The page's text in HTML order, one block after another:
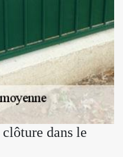
dans le